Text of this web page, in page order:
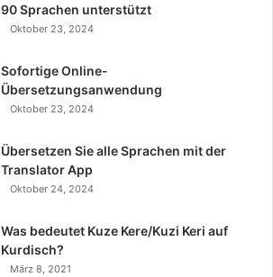
90 Sprachen unterstützt
Oktober 23, 2024
Sofortige Online-
Übersetzungsanwendung
Oktober 23, 2024
Übersetzen Sie alle Sprachen mit der
Translator App
Oktober 24, 2024
Was bedeutet Kuze Kere/Kuzi Keri auf
Kurdisch?
März 8, 2021